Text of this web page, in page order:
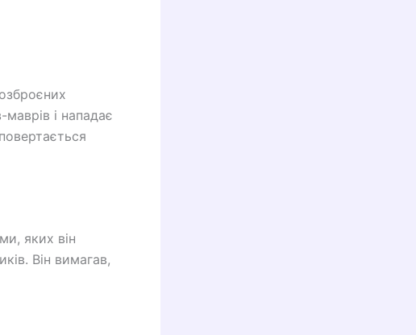
маврів і нападає
яких він
Він вимагав,